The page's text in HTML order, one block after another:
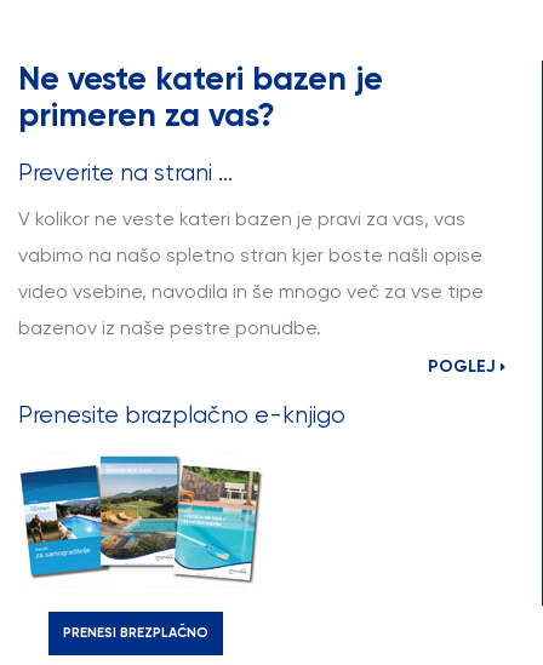
Ne veste kateri bazen je
primeren za vas?
Preverite na strani ...
V kolikor ne veste kateri bazen je pravi za vas, vas
vabimo na našo spletno stran kjer boste našli opise
video vsebine, navodila in še mnogo več za vse tipe
bazenov iz naše pestre ponudbe.
POGLEJ
Prenesite brazplačno e-knjigo
PRENESI BREZPLAČNO